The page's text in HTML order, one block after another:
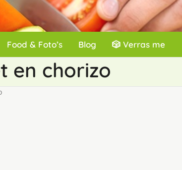
Food & Foto’s Blog 🎲 Verras me
en chorizo